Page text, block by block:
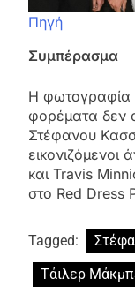
Πηγή
Συμπέρασμα
Η φωτογραφία
φορέματα δεν
Στέφανου
και Travis
στο Red Dress
Tagged:
Τάιλερ